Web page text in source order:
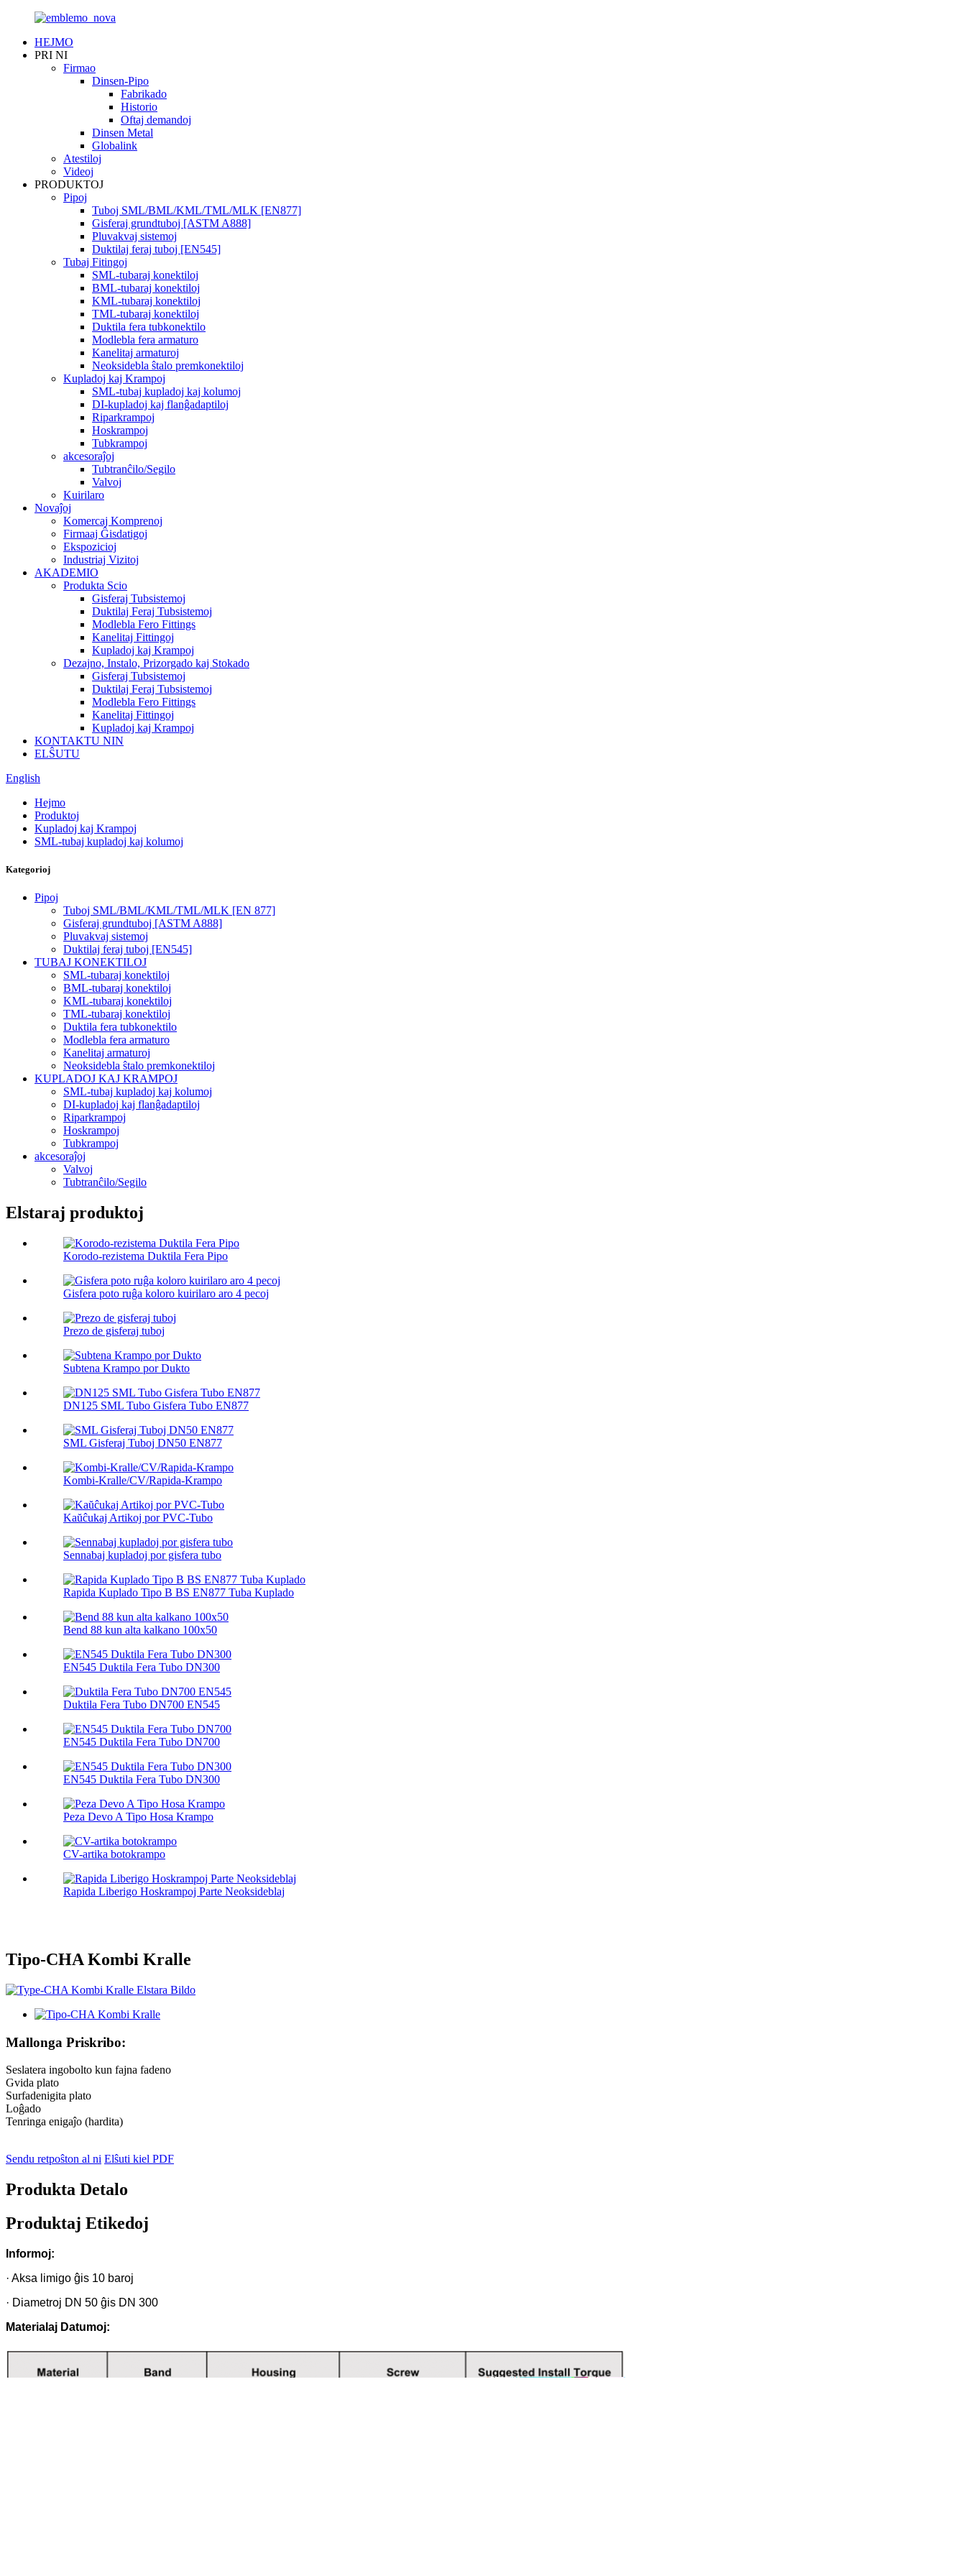
HEJMO
PRI NI
Firmao
Dinsen-Pipo
Fabrikado
Historio
Oftaj demandoj
Dinsen Metal
Globalink
Atestiloj
Videoj
PRODUKTOJ
Pipoj
Tuboj SML/BML/KML/TML/MLK [EN877]
Gisferaj grundtuboj [ASTM A888]
Pluvakvaj sistemoj
Duktilaj feraj tuboj [EN545]
Tubaj Fitingoj
SML-tubaraj konektiloj
BML-tubaraj konektiloj
KML-tubaraj konektiloj
TML-tubaraj konektiloj
Duktila fera tubkonektilo
Modlebla fera armaturo
Kanelitaj armaturoj
Neoksidebla ŝtalo premkonektiloj
Kupladoj kaj Krampoj
SML-tubaj kupladoj kaj kolumoj
DI-kupladoj kaj flanĝadaptiloj
Riparkrampoj
Hoskrampoj
Tubkrampoj
akcesoraĵoj
Tubtranĉilo/Segilo
Valvoj
Kuirilaro
Novaĵoj
Komercaj Komprenoj
Firmaaj Ĝisdatigoj
Ekspozicioj
Industriaj Vizitoj
AKADEMIO
Produkta Scio
Gisferaj Tubsistemoj
Duktilaj Feraj Tubsistemoj
Modlebla Fero Fittings
Kanelitaj Fittingoj
Kupladoj kaj Krampoj
Dezajno, Instalo, Prizorgado kaj Stokado
Gisferaj Tubsistemoj
Duktilaj Feraj Tubsistemoj
Modlebla Fero Fittings
Kanelitaj Fittingoj
Kupladoj kaj Krampoj
KONTAKTU NIN
ELŜUTU
English
Hejmo
Produktoj
Kupladoj kaj Krampoj
SML-tubaj kupladoj kaj kolumoj
Kategorioj
Pipoj
Tuboj SML/BML/KML/TML/MLK [EN 877]
Gisferaj grundtuboj [ASTM A888]
Pluvakvaj sistemoj
Duktilaj feraj tuboj [EN545]
TUBAJ KONEKTILOJ
SML-tubaraj konektiloj
BML-tubaraj konektiloj
KML-tubaraj konektiloj
TML-tubaraj konektiloj
Duktila fera tubkonektilo
Modlebla fera armaturo
Kanelitaj armaturoj
Neoksidebla ŝtalo premkonektiloj
KUPLADOJ KAJ KRAMPOJ
SML-tubaj kupladoj kaj kolumoj
DI-kupladoj kaj flanĝadaptiloj
Riparkrampoj
Hoskrampoj
Tubkrampoj
akcesoraĵoj
Valvoj
Tubtranĉilo/Segilo
Elstaraj produktoj
Korodo-rezistema Duktila Fera Pipo
Gisfera poto ruĝa koloro kuirilaro aro 4 pecoj
Prezo de gisferaj tuboj
Subtena Krampo por Dukto
DN125 SML Tubo Gisfera Tubo EN877
SML Gisferaj Tuboj DN50 EN877
Kombi-Kralle/CV/Rapida-Krampo
Kaŭĉukaj Artikoj por PVC-Tubo
Sennabaj kupladoj por gisfera tubo
Rapida Kuplado Tipo B BS EN877 Tuba Kuplado
Bend 88 kun alta kalkano 100х50
EN545 Duktila Fera Tubo DN300
Duktila Fera Tubo DN700 EN545
EN545 Duktila Fera Tubo DN700
EN545 Duktila Fera Tubo DN300
Peza Devo A Tipo Hosa Krampo
CV-artika botokrampo
Rapida Liberigo Hoskrampoj Parte Neoksideblaj
Tipo-CHA Kombi Kralle
Mallonga Priskribo:
Seslatera ingobolto kun fajna fadeno
Gvida plato
Surfadenigita plato
Loĝado
Tenringa enigaĵo (hardita)
Sendu retpoŝton al ni Elŝuti kiel PDF
Produkta Detalo
Produktaj Etikedoj
Informoj:
· Aksa limigo ĝis 10 baroj
· Diametroj DN 50 ĝis DN 300
Materialaj Datumoj: